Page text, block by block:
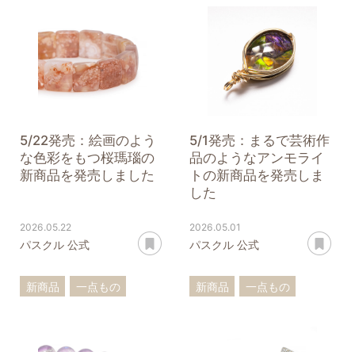
5/22発売：絵画のよう
な色彩をもつ桜瑪瑙の
新商品を発売しました
2026.05.22
パスクル 公式
あとで読む
新商品
一点もの
5/1発売：まるで芸術作
品のようなアンモライ
トの新商品を発売しま
した
2026.05.01
パスクル 公式
新商品
一点もの